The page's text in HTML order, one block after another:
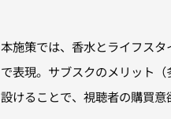
本施策では、香水とライフス
で表現。サブスクのメリット
設けることで、視聴者の購買意